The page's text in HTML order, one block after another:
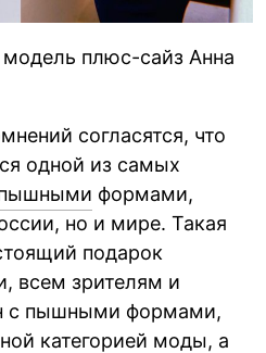
модель плюс-сайз Анна
согласятся, что
одной из самых
формами,
но и мире. Такая
подарок
всем зрителям и
с пышными формами,
категорией моды, а